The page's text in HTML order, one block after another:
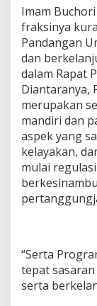
Imam
fraksinya
Pandangan
dan
dalam Rapat
Diantaranya,
merupakan
mandiri dan
aspek yang
kelayakan,
mulai
“Serta
tepat
serta